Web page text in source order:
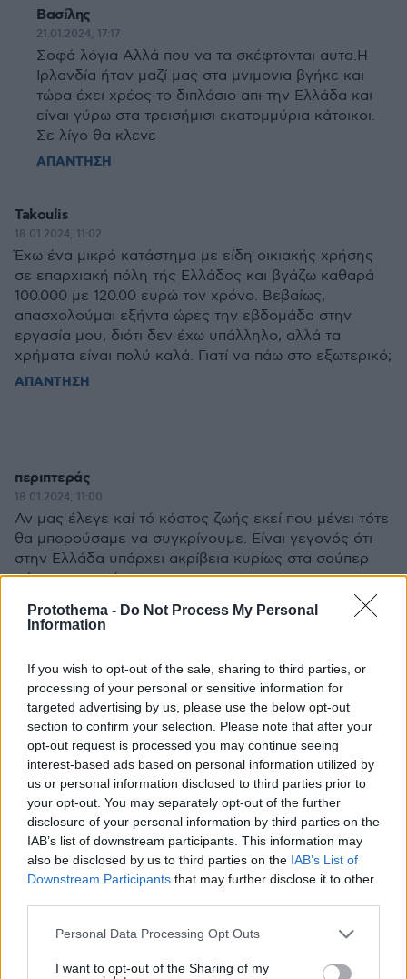
Protothema - Do Not Process My Personal
Information
If you wish to opt-out of the sale, sharing to third parties, or
processing of your personal or sensitive information for
targeted advertising by us, please use the below opt-out
section to confirm your selection. Please note that after your
opt-out request is processed you may continue seeing
interest-based ads based on personal information utilized by
us or personal information disclosed to third parties prior to
your opt-out. You may separately opt-out of the further
disclosure of your personal information by third parties on the
IAB’s list of downstream participants. This information may
also be disclosed by us to third parties on the IAB’s List of
Downstream Participants that may further disclose it to other
Please note that this website/app uses one or more Google
not limited to your visit or usage behaviour. You may click to
Personal Data Processing Opt Outs
I want to opt-out of the Sharing of my
Βασίλης
21.01.2024, 17:17
Σοφά λόγια Αλλά που να τα σκέφτονται αυτα.Η
Ιρλανδία ήταν μαζί μας στα μνιμονια βγήκε και
τώρα έχει χρέος το διπλάσιο απι την Ελλάδα και
είναι γύρω στα τρεισήμισι εκατομμύρια κάτοικοι.
Σε λίγο θα κλενε
ΑΠΑΝΤΗΣΗ
Takoulis
18.01.2024, 11:02
Έχω ένα μικρό κατάστημα με είδη οικιακής χρήσης
σε επαρχιακή πόλη τής Ελλάδος και βγάζω καθαρά
100.000 με 120.00 ευρώ τον χρόνο. Βεβαίως,
απασχολούμαι εξήντα ώρες την εβδομάδα στην
εργασία μου, διότι δεν έχω υπάλληλο, αλλά τα
χρήματα είναι πολύ καλά. Γιατί να πάω στο εξωτερικό;
ΑΠΑΝΤΗΣΗ
περιπτεράς
18.01.2024, 11:00
Αν μας έλεγε καί τό κόστος ζωής εκεί που μένει τότε
θα μπορούσαμε να συγκρίνουμε. Είναι γεγονός ότι
στην Ελλάδα υπάρχει ακρίβεια κυρίως στα σούπερ
μάρκετ και ενέργεια.
ΑΠΑΝΤΗΣΗ
18.01.2024, 10:31
Καθαρα Ελλαδα 4000 το μηνα δεν παω εξωτερικο....
ΑΠΑΝΤΗΣΗ
ΦΟΡΤΩΣΗ ΠΕΡΙΣΣΟΤΕΡΩΝ ΣΧΟΛΙΩΝ
ΠΡΟΣΘΗΚΗ ΣΧΟΛΙΟΥ
ΌΝΟΜΑ *